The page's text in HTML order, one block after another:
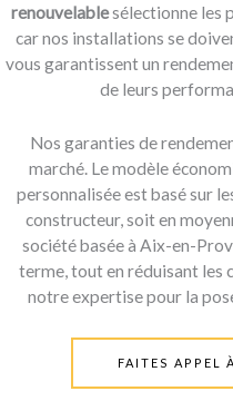
renouvelablesélectionne les
car nos installations se
vous garantissent un
de leurs
Nos garanties de
marché. Le modèle
personnalisée est basé sur
constructeur, soit en
société basée à Aix-en-
terme, tout en réduisant les
notre expertise pour la
FAITES APPEL